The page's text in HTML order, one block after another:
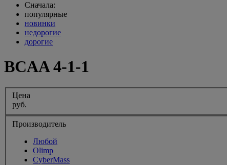
Сначала:
популярные
новинки
недорогие
дорогие
BCAA 4-1-1
Цена
руб.
Производитель
Любой
Olimp
CyberMass